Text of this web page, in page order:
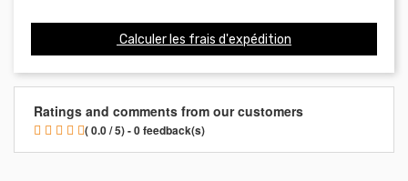
Calculer les frais d'expédition
Ratings and comments from our customers
( 0.0 / 5) - 0 feedback(s)